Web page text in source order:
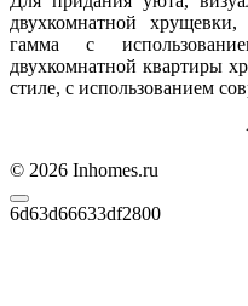
двухкомнатной
гамма с
двухкомнатной квартиры
стиле, с использованием
© 2026 Inhomes.ru
6d63d66633df2800